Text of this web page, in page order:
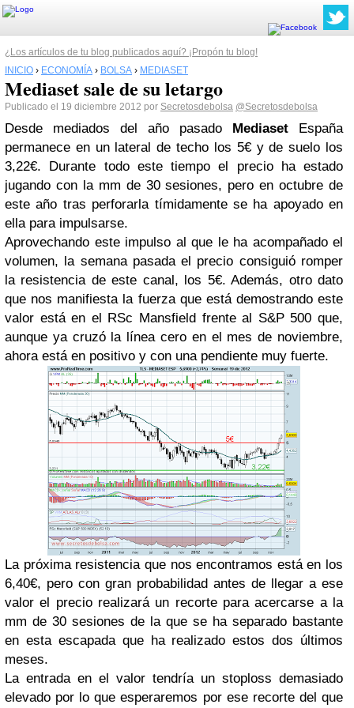
¿Los artículos de tu blog publicados aquí? ¡Propón tu blog!
INICIO › ECONOMÍA › BOLSA › MEDIASET
Mediaset sale de su letargo
Publicado el 19 diciembre 2012 por Secretosdebolsa @Secretosdebolsa
Desde mediados del año pasado Mediaset España
permanece en un lateral de techo los 5€ y de suelo los
3,22€. Durante todo este tiempo el precio ha estado
jugando con la mm de 30 sesiones, pero en octubre de
este año tras perforarla tímidamente se ha apoyado en
ella para impulsarse.
Aprovechando este impulso al que le ha acompañado el
volumen, la semana pasada el precio consiguió romper
la resistencia de este canal, los 5€. Además, otro dato
que nos manifiesta la fuerza que está demostrando este
valor está en el RSc Mansfield frente al S&P 500 que,
aunque ya cruzó la línea cero en el mes de noviembre,
ahora está en positivo y con una pendiente muy fuerte.
La próxima resistencia que nos encontramos está en los
6,40€, pero con gran probabilidad antes de llegar a ese
valor el precio realizará un recorte para acercarse a la
mm de 30 sesiones de la que se ha separado bastante
en esta escapada que ha realizado estos dos últimos
meses.
La entrada en el valor tendría un stoploss demasiado
elevado por lo que esperaremos por ese recorte del que